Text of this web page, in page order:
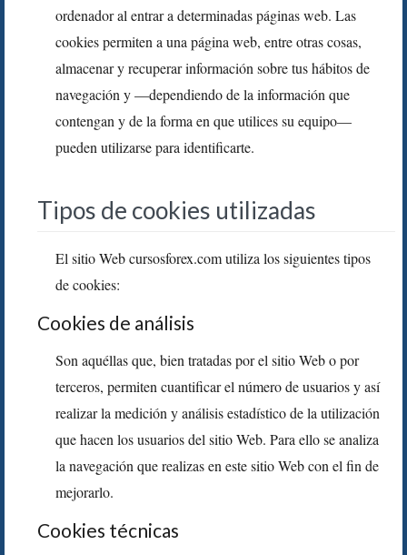
ordenador al entrar a determinadas páginas web. Las
cookies permiten a una página web, entre otras cosas,
almacenar y recuperar información sobre tus hábitos de
navegación y —dependiendo de la información que
contengan y de la forma en que utilices su equipo—
pueden utilizarse para identificarte.
Tipos de cookies utilizadas
El sitio Web cursosforex.com utiliza los siguientes tipos
de cookies:
Cookies de análisis
Son aquéllas que, bien tratadas por el sitio Web o por
terceros, permiten cuantificar el número de usuarios y así
realizar la medición y análisis estadístico de la utilización
que hacen los usuarios del sitio Web. Para ello se analiza
la navegación que realizas en este sitio Web con el fin de
mejorarlo.
Cookies técnicas